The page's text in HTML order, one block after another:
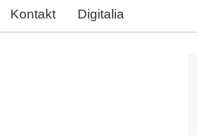
Kontakt Digitalia